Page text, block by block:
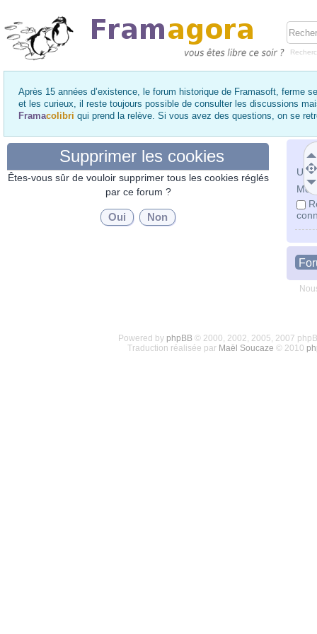
Après 15 années d’existence, le forum historique de Framasoft, ferme
et les curieux, il reste toujours possible de consulter les discussions
Framacolibri qui prend la relève. Si vous avez des questions, on se
Mot
Supprimer les cookies
Êtes-vous sûr de vouloir supprimer tous les cookies réglés
par ce forum ?
Powered by phpBB© 2000, 2002, 2005, 2007
Traduction réalisée par Maël Soucaze © 2010